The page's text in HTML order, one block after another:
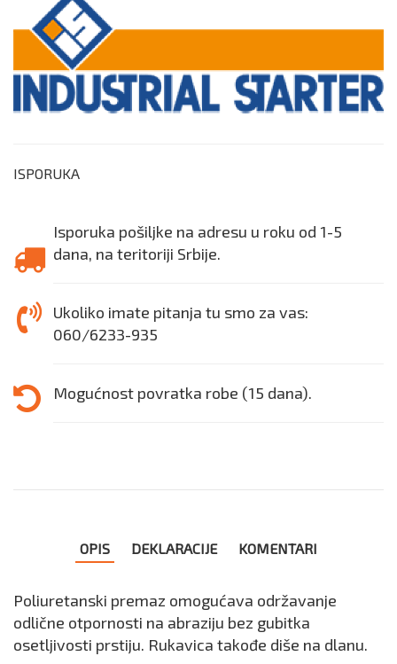
ISPORUKA
Isporuka pošiljke na adresu u roku od 1-5
dana, na teritoriji Srbije.
Ukoliko imate pitanja tu smo za vas:
060/6233-935
Mogućnost povratka robe (15 dana).
OPIS DEKLARACIJE KOMENTARI
Poliuretanski premaz omogućava održavanje
odlične otpornosti na abraziju bez gubitka
osetljivosti prstiju. Rukavica takođe diše na dlanu.